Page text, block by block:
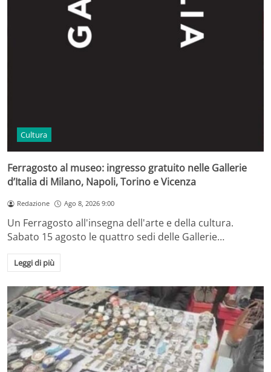
Cultura
Ferragosto al museo: ingresso gratuito nelle Gallerie
d’Italia di Milano, Napoli, Torino e Vicenza
Redazione Ago 8, 2026 9:00
Un Ferragosto all'insegna dell'arte e della cultura.
Sabato 15 agosto le quattro sedi delle Gallerie…
Leggi di più